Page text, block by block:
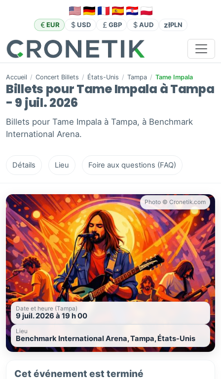
EUR USD GBP AUD złPLN
Accueil / Concert Billets / États-Unis / Tampa / Tame Impala
Billets pour Tame Impala à Tampa
- 9 juil. 2026
Billets pour Tame Impala à Tampa, à Benchmark
International Arena.
Détails Lieu Foire aux questions (FAQ)
Photo © Cronetik.com
Date et heure (Tampa)
9 juil. 2026 à 19 h 00
Lieu
Benchmark International Arena, Tampa, États-Unis
Cet événement est terminé